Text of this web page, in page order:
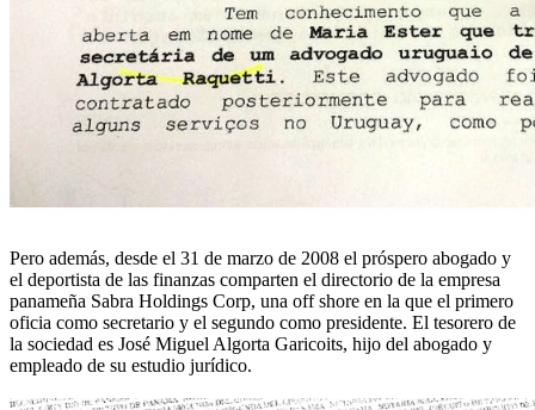
Pero además, desde el 31 de marzo de 2008 el próspero abogado y
el deportista de las finanzas comparten el directorio de la empresa
panameña Sabra Holdings Corp, una off shore en la que el primero
oficia como secretario y el segundo como presidente. El tesorero de
la sociedad es José Miguel Algorta Garicoits, hijo del abogado y
empleado de su estudio jurídico.